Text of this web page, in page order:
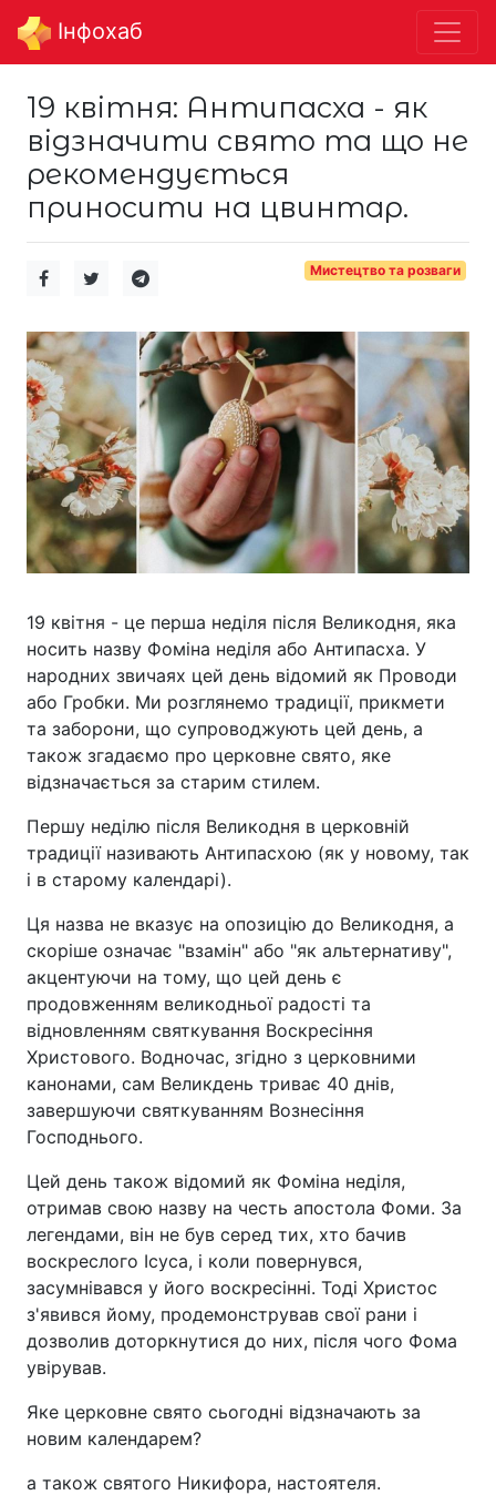
Інфохаб
19 квітня: Антипасха - як
відзначити свято та що не
рекомендується
приносити на цвинтар.
Мистецтво та розваги
19 квітня - це перша неділя після Великодня, яка
носить назву Фоміна неділя або Антипасха. У
народних звичаях цей день відомий як Проводи
або Гробки. Ми розглянемо традиції, прикмети
та заборони, що супроводжують цей день, а
також згадаємо про церковне свято, яке
відзначається за старим стилем.
Першу неділю після Великодня в церковній
традиції називають Антипасхою (як у новому, так
і в старому календарі).
Ця назва не вказує на опозицію до Великодня, а
скоріше означає "взамін" або "як альтернативу",
акцентуючи на тому, що цей день є
продовженням великодньої радості та
відновленням святкування Воскресіння
Христового. Водночас, згідно з церковними
канонами, сам Великдень триває 40 днів,
завершуючи святкуванням Вознесіння
Господнього.
Цей день також відомий як Фоміна неділя,
отримав свою назву на честь апостола Фоми. За
легендами, він не був серед тих, хто бачив
воскреслого Ісуса, і коли повернувся,
засумнівався у його воскресінні. Тоді Христос
з'явився йому, продемонстрував свої рани і
дозволив доторкнутися до них, після чого Фома
увірував.
Яке церковне свято сьогодні відзначають за
новим календарем?
а також святого Никифора, настоятеля.